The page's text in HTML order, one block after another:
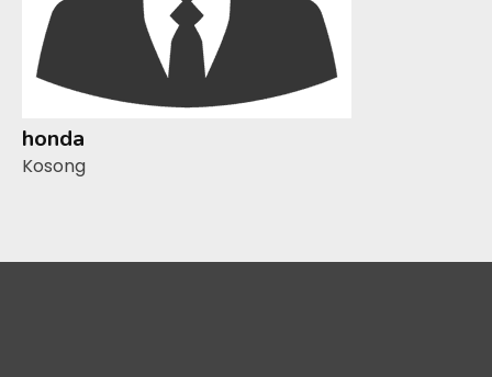
honda
Kosong